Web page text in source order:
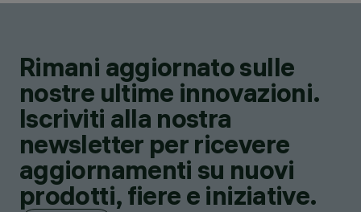
Rimani aggiornato sulle
nostre ultime innovazioni.
Iscriviti alla nostra
newsletter per ricevere
aggiornamenti su nuovi
prodotti, fiere e iniziative.